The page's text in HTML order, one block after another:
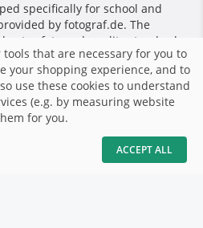
specifically for school and
by fotograf.de. The
safety and quality standards
that are necessary for you to
your shopping experience, and to
use these cookies to understand
(e.g. by measuring website
for you.
ACCEPT ALL